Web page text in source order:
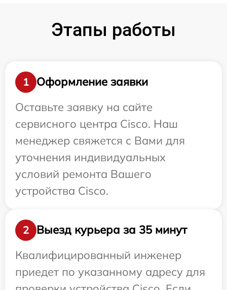
Этапы работы
1
Оформление заявки
Оставьте заявку на сайте
сервисного центра Cisco. Наш
менеджер свяжется с Вами для
уточнения индивидуальных
условий ремонта Вашего
устройства Cisco.
2
Выезд курьера за 35 минут
Квалифицированный инженер
приедет по указанному адресу для